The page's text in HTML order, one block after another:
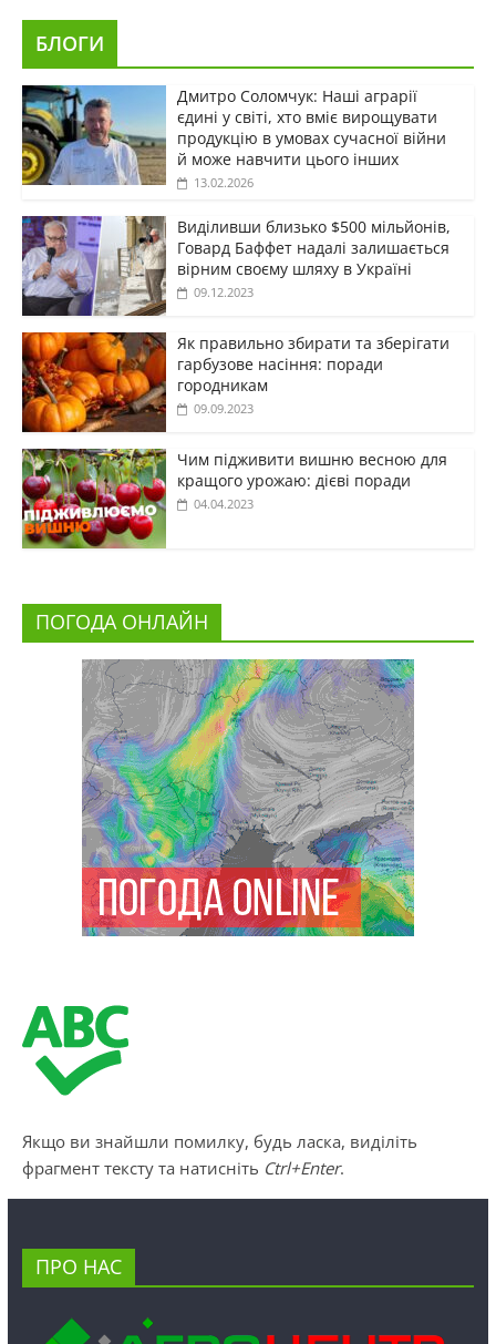
БЛОГИ
Дмитро Соломчук: Наші аграрії
єдині у світі, хто вміє вирощувати
продукцію в умовах сучасної війни
й може навчити цього інших
13.02.2026
Виділивши близько $500 мільйонів,
Говард Баффет надалі залишається
вірним своєму шляху в Україні
09.12.2023
Як правильно збирати та зберігати
гарбузове насіння: поради
городникам
09.09.2023
Чим підживити вишню весною для
кращого урожаю: дієві поради
04.04.2023
ПОГОДА ОНЛАЙН
Якщо ви знайшли помилку, будь ласка, виділіть
фрагмент тексту та натисніть Ctrl+Enter.
ПРО НАС